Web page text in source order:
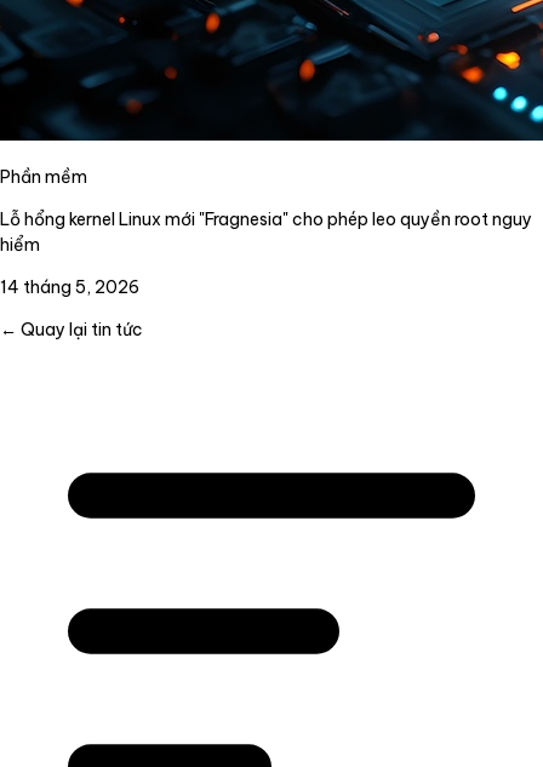
Phần mềm
Lỗ hổng kernel Linux mới "Fragnesia" cho phép leo quyền root nguy
hiểm
14 tháng 5, 2026
← Quay lại tin tức